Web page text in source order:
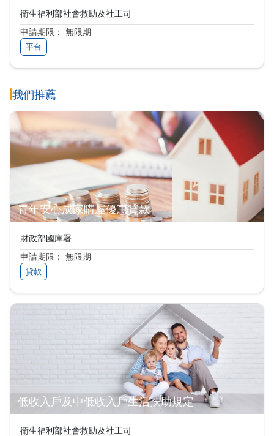
衛生福利部社會救助及社工司
申請期限： 無限期
平台
我們推薦
青年安心成家購屋優惠貸款
財政部國庫署
申請期限： 無限期
貸款
低收入戶及中低收入戶生活扶助規定
衛生福利部社會救助及社工司